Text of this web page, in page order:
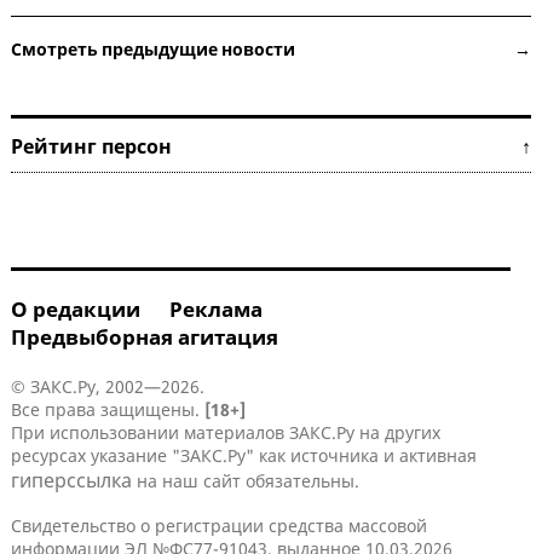
Смотреть предыдущие новости →
Рейтинг персон ↑
О редакции
Реклама
Предвыборная агитация
© ЗАКС.Ру, 2002—2026.
Все права защищены. [18+]
При использовании материалов ЗАКС.Ру на других
ресурсах указание "ЗАКС.Ру" как источника и активная
гиперссылка на наш сайт обязательны.
Свидетельство о регистрации средства массовой
информации ЭЛ №ФС77-91043, выданное 10.03.2026